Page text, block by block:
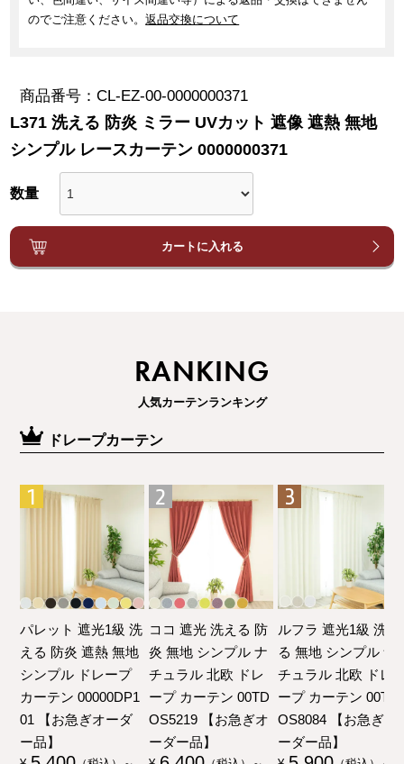
のでご注意ください。返品交換について
商品番号 CL-EZ-00-0000000371
L371 洗える 防炎 ミラー UVカット 遮像 遮熱 無地
シンプル レースカーテン 0000000371
カートに入れる
RANKING
人気カーテンランキング
ドレープカーテン
パレット 遮光1級 洗
える 防炎 遮熱 無地
シンプル ドレープ
カーテン 00000DP1
01 【お急ぎオーダ
ー品】
ココ 遮光 洗える 防
炎 無地 シンプル ナ
チュラル 北欧 ドレ
ープ カーテン 00TD
OS5219 【お急ぎオ
ーダー品】
ルフラ 遮光1級 洗え
る 無地 シンプル ナ
チュラル 北欧 ドレ
ープ カーテン 00TD
OS8084 【お急ぎオ
ーダー品】